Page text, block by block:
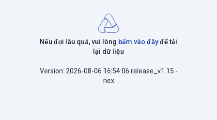
Nếu đợi lâu quá, vui lòng bấm vào đâyđể tải
lại dữ liệu
Version: 2026-08-06 16:54:06 release_v1.15 -
nex